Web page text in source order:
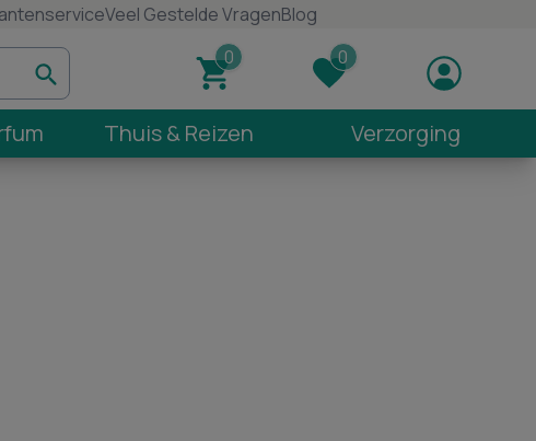
Veel Gestelde VragenBlog
Thuis & Reizen Verzorging